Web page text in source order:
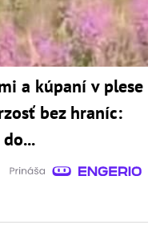
a kúpaní v plese
bez hraníc: